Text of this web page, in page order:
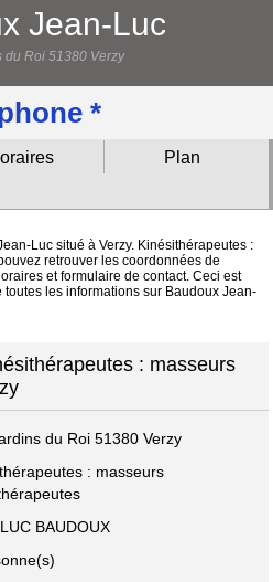
Jean-Luc
du Roi 51380 Verzy
*
Plan
Luc situé à Verzy. Kinésithérapeutes :
retrouver les coordonnées de
et formulaire de contact. Ceci est
les informations sur Baudoux Jean-
: masseurs
du Roi51380 Verzy
: masseurs
BAUDOUX